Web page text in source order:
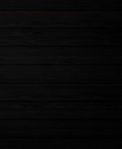
Réservés Créé Par The Beautiful Lab